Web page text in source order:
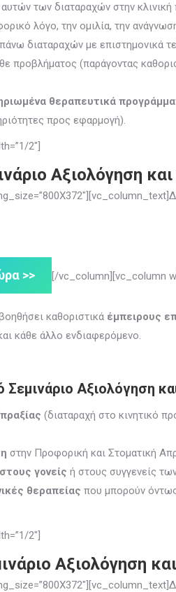
των διαταραχών στην κλινική
λόγο, την ομιλία, την
διαταραχών με επιστημονικά
προβλήματος (παράγοντας
θεραπευτικά
προς εφαρμογή).
2″]
Αξιολόγηση
>> [/vc_column][vc_column
καθοριστικά έμπειρους
κάθε άλλο ενδιαφερόμενο.
Αξιολόγηση
(διαταραχή στο κινητικό
στην Προφορική και Στοματική
γονείς ή στους συγγενείς
θεραπείας που μπορούν
2″]
Αξιολόγηση